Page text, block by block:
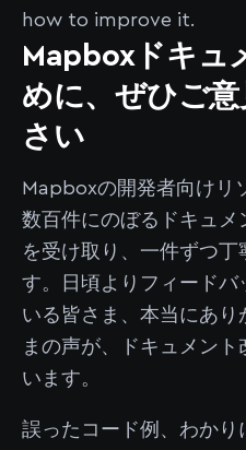
how to improve it.
Mapboxドキュ
めに、ぜひご
さい
Mapboxの開発者向けリ
数百件にのぼるドキュメ
を受け取り、一件ずつ丁
す。日頃よりフィードバ
いる皆さま、本当にあり
まの声が、ドキュメン
います。
誤ったコード例、わかり